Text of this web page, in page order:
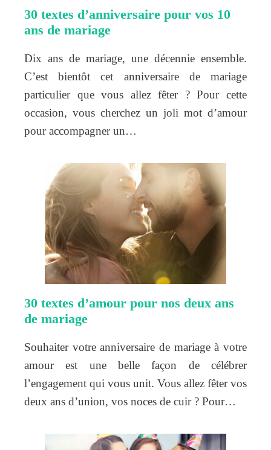
30 textes d’anniversaire pour vos 10
ans de mariage
Dix ans de mariage, une décennie ensemble.
C’est bientôt cet anniversaire de mariage
particulier que vous allez fêter ? Pour cette
occasion, vous cherchez un joli mot d’amour
pour accompagner un…
30 textes d’amour pour nos deux ans
de mariage
Souhaiter votre anniversaire de mariage à votre
amour est une belle façon de célébrer
l’engagement qui vous unit. Vous allez fêter vos
deux ans d’union, vos noces de cuir ? Pour…